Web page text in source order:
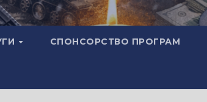
СПОНСОРСТВО ПРОГРАМ